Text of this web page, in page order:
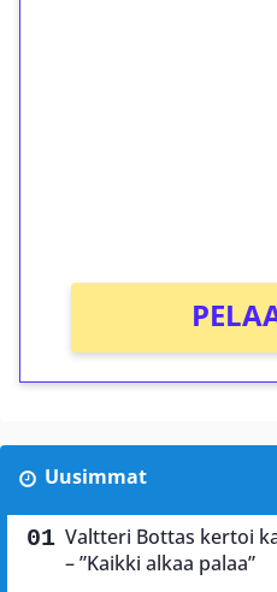
Uusimmat
Valtteri Bottas kertoi
– ”Kaikki alkaa palaa”